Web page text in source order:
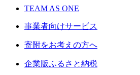
TEAM AS ONE
事業者向けサービス
寄附をお考えの方へ
企業版ふるさと納税